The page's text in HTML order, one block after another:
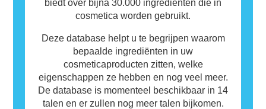
biedt over bijna 30.000 ingrediënten die in
cosmetica worden gebruikt.
Deze database helpt u te begrijpen waarom
bepaalde ingrediënten in uw
cosmeticaproducten zitten, welke
eigenschappen ze hebben en nog veel meer.
De database is momenteel beschikbaar in 14
talen en er zullen nog meer talen bijkomen.